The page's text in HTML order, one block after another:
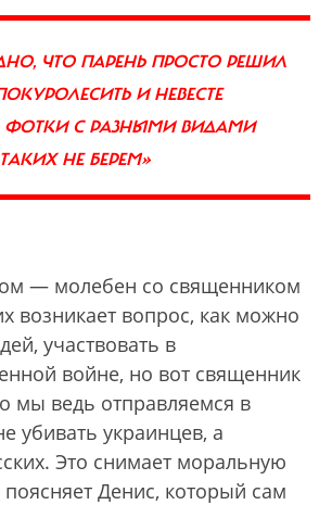
ЧТО ПАРЕНЬ ПРОСТО РЕШИЛ
И НЕВЕСТЕ
ФОТКИ С РАЗНЫМИ ВИДАМИ
НЕ БЕРЕМ»
— молебен со священником
возникает вопрос, как можно
участвовать в
войне, но вот священник
мы ведь отправляемся в
убивать украинцев, а
Это снимает моральную
Денис, который сам